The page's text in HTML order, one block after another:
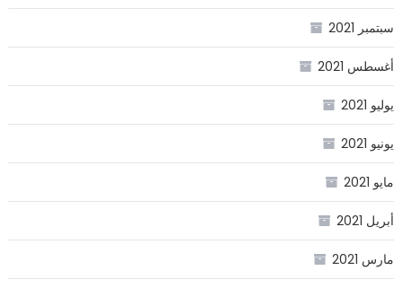
سبتمبر 2021
أغسطس 2021
يوليو 2021
يونيو 2021
مايو 2021
أبريل 2021
مارس 2021